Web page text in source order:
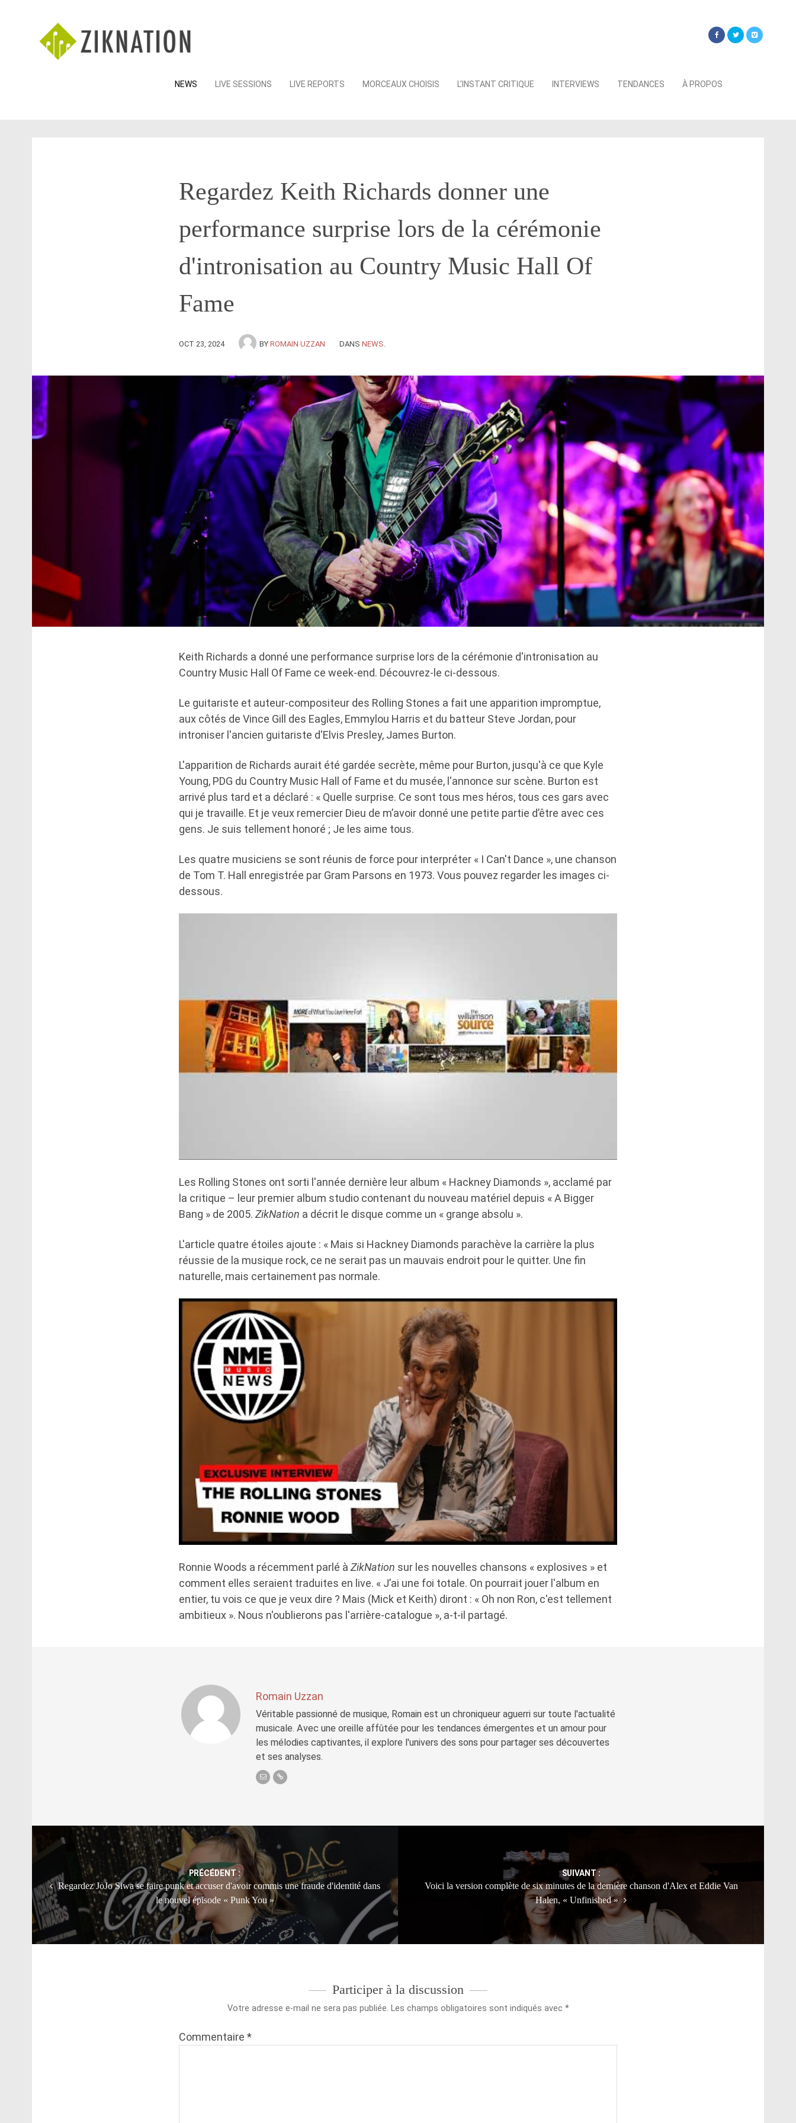
Skip
NEWS LIVE SESSIONS LIVE REPORTS MORCEAUX CHOISIS L’INSTANT CRITIQUE INTERVIEWS TENDANCES À PROPOS
Regardez Keith Richards donner une
performance surprise lors de la cérémonie
d'intronisation au Country Music Hall Of
Fame
OCT 23, 2024 BY ROMAIN UZZAN DANS NEWS
Keith Richards a donné une performance surprise lors de la cérémonie d'intronisation au
Country Music Hall Of Fame ce week-end. Découvrez-le ci-dessous.
Le guitariste et auteur-compositeur des Rolling Stones a fait une apparition impromptue,
aux côtés de Vince Gill des Eagles, Emmylou Harris et du batteur Steve Jordan, pour
introniser l'ancien guitariste d'Elvis Presley, James Burton.
L'apparition de Richards aurait été gardée secrète, même pour Burton, jusqu'à ce que Kyle
Young, PDG du Country Music Hall of Fame et du musée, l'annonce sur scène. Burton est
arrivé plus tard et a déclaré : « Quelle surprise. Ce sont tous mes héros, tous ces gars avec
qui je travaille. Et je veux remercier Dieu de m’avoir donné une petite partie d’être avec ces
gens. Je suis tellement honoré ; Je les aime tous.
Les quatre musiciens se sont réunis de force pour interpréter « I Can't Dance », une chanson
de Tom T. Hall enregistrée par Gram Parsons en 1973. Vous pouvez regarder les images ci-
dessous.
Les Rolling Stones ont sorti l'année dernière leur album « Hackney Diamonds », acclamé par
la critique – leur premier album studio contenant du nouveau matériel depuis « A Bigger
Bang » de 2005. ZikNation a décrit le disque comme un « grange absolu ».
L'article quatre étoiles ajoute : « Mais si Hackney Diamonds parachève la carrière la plus
réussie de la musique rock, ce ne serait pas un mauvais endroit pour le quitter. Une fin
naturelle, mais certainement pas normale.
Ronnie Woods a récemment parlé à ZikNation sur les nouvelles chansons « explosives » et
comment elles seraient traduites en live. « J’ai une foi totale. On pourrait jouer l'album en
entier, tu vois ce que je veux dire ? Mais (Mick et Keith) diront : « Oh non Ron, c'est tellement
ambitieux ». Nous n'oublierons pas l'arrière-catalogue », a-t-il partagé.
Romain Uzzan
Véritable passionné de musique, Romain est un chroniqueur aguerri sur toute l'actualité
musicale. Avec une oreille affûtée pour les tendances émergentes et un amour pour
les mélodies captivantes, il explore l'univers des sons pour partager ses découvertes
et ses analyses.
navigation
PRÉCÉDENT :
Regardez JoJo Siwa se faire punk et accuser d'avoir commis une fraude d'identité dans
le nouvel épisode « Punk You »
SUIVANT :
Voici la version complète de six minutes de la dernière chanson d'Alex et Eddie Van
Halen, « Unfinished »
Participer à la discussion
Votre adresse e-mail ne sera pas publiée. Les champs obligatoires sont indiqués avec *
Commentaire *